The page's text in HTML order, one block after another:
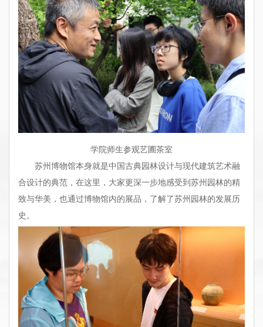
学院师生参观艺圃茶室
苏州博物馆本身就是中国古典园林设计与现代建筑艺术融
合设计的典范，在这里，大家更深一步地感受到苏州园林的精
致与华美，也通过博物馆内的展品，了解了苏州园林的发展历
史。